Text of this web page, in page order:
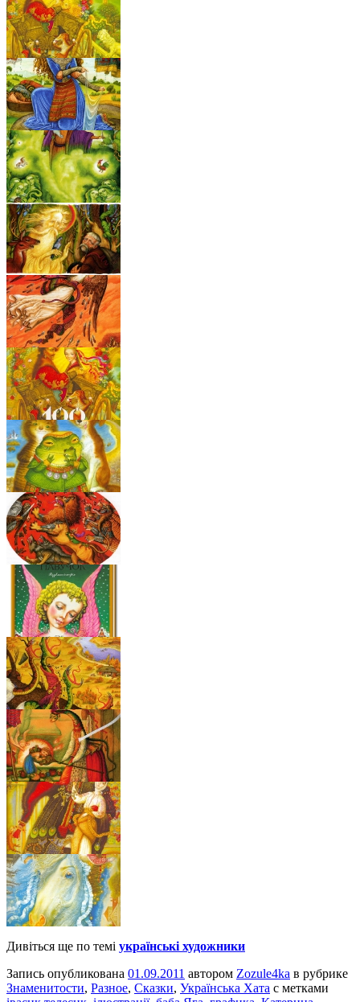
Дивіться ще по темі українські художники
Запись опубликована 01.09.2011 автором Zozule4ka в рубрике
Знаменитости, Разное, Сказки, Українська Хата с метками